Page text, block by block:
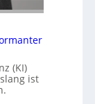
(KI)
ist